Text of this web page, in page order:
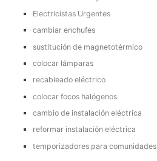
Electricistas Urgentes
cambiar enchufes
sustitución de magnetotérmico
colocar lámparas
recableado eléctrico
colocar focos halógenos
cambio de instalación eléctrica
reformar instalación eléctrica
temporizadores para comunidades